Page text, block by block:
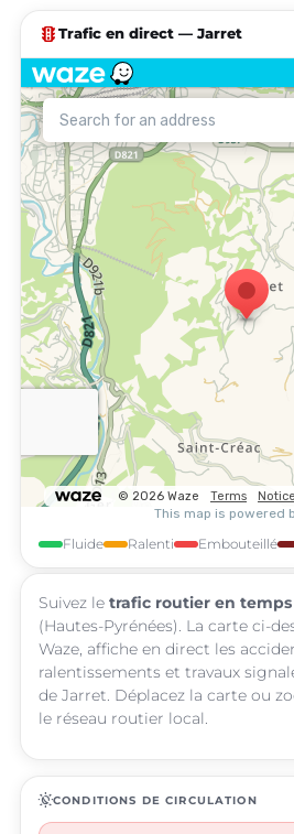
traffic Trafic en direct — Jarret
Fluide Ralenti Embouteillé
Suivez le trafic routier en
(Hautes-Pyrénées). La carte ci-
Waze, affiche en direct les
ralentissements et travaux
de Jarret. Déplacez la carte ou
le réseau routier local.
routineCONDITIONS DE CIRCULATION